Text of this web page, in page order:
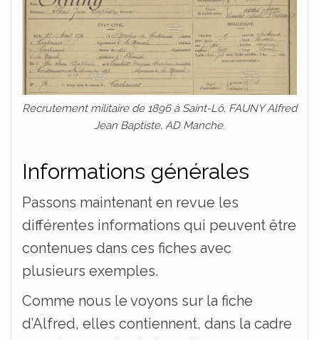
Recrutement militaire de 1896 à Saint-Lô, FAUNY Alfred
Jean Baptiste, AD Manche.
Informations générales
Passons maintenant en revue les
différentes informations qui peuvent être
contenues dans ces fiches avec
plusieurs exemples.
Comme nous le voyons sur la fiche
d’Alfred, elles contiennent, dans la cadre